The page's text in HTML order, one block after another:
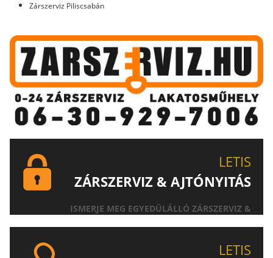
Zárszerviz Piliscsabán
LETIS
ZÁRSZERVIZ & AJTÓNYITÁS
ISMERJE MEG EGYEDÜLÁLLÓ ZÁRSZERVIZ &
LETIS